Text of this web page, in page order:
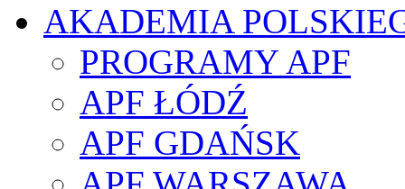
AKADEMIA
PROGRAMY APF
APF ŁÓDŹ
APF GDAŃSK